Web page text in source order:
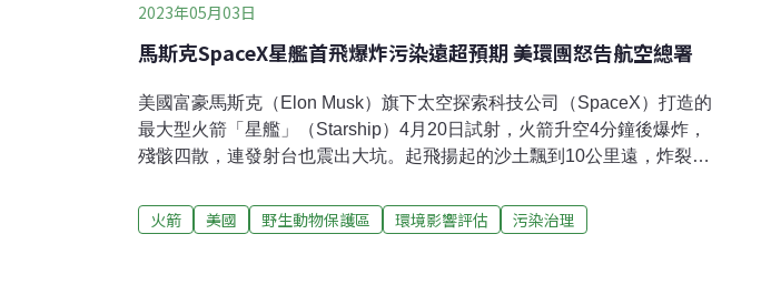
2023年05月03日
馬斯克SpaceX星艦首飛爆炸污染遠超預期 美環團怒告航空總署
美國富豪馬斯克（Elon Musk）旗下太空探索科技公司（SpaceX）打造的
最大型火箭「星艦」（Starship）4月20日試射，火箭升空4分鐘後爆炸，
殘骸四散，連發射台也震出大坑。起飛揚起的沙土飄到10公里遠，炸裂的
就有野生動物保護區，而美國聯邦航空總署（FAA）已經發給SpaceX五年
許可，每年可發射20艘的星艦。爆炸11天後，環團決定控告聯邦航空總署
火箭 美國 野生動物保護區 環境影響評估 污染治理